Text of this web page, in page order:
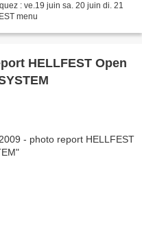
: ve.19 juin sa. 20 juin di. 21
menu
HELLFEST Open